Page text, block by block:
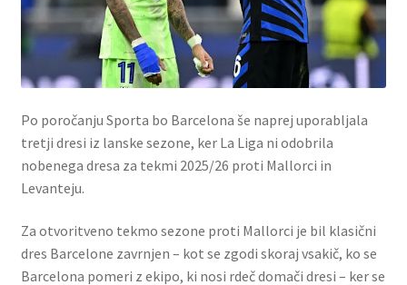
Po poročanju Sporta bo Barcelona še naprej uporabljala
tretji dresi iz lanske sezone, ker La Liga ni odobrila
nobenega dresa za tekmi 2025/26 proti Mallorci in
Levanteju.
Za otvoritveno tekmo sezone proti Mallorci je bil klasični
dres Barcelone zavrnjen – kot se zgodi skoraj vsakič, ko se
Barcelona pomeri z ekipo, ki nosi rdeč domači dresi – ker se